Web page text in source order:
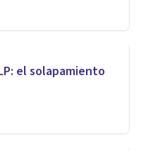
el solapamiento